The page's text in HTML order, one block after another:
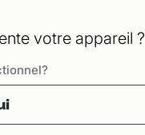
votre appareil ?